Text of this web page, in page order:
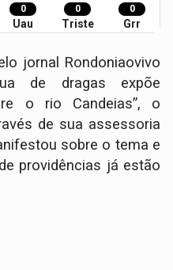
0
Uau
0
Triste
0
Grr
jornal Rondoniaovivo
de dragas expõe
o rio Candeias”, o
de sua assessoria
sobre o tema e
providências já estão